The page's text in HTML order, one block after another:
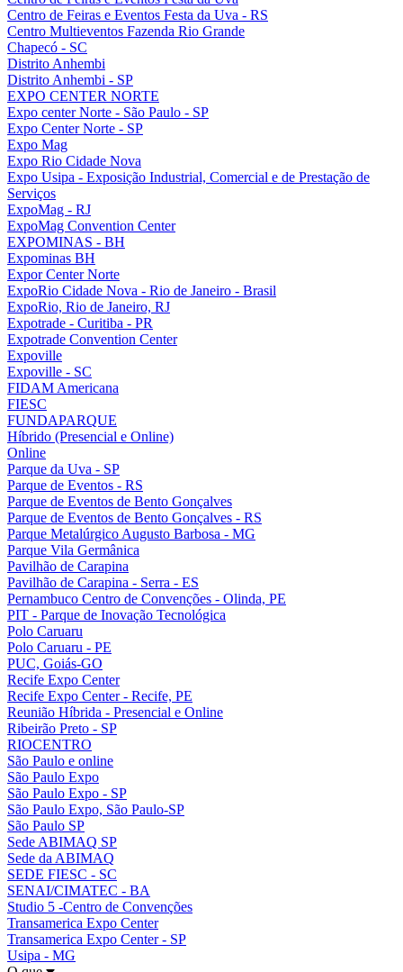
Centro de Feiras e Eventos Festa da Uva - RS
Centro Multieventos Fazenda Rio Grande
Chapecó - SC
Distrito Anhembi
Distrito Anhembi - SP
EXPO CENTER NORTE
Expo center Norte - São Paulo - SP
Expo Center Norte - SP
Expo Mag
Expo Rio Cidade Nova
Expo Usipa - Exposição Industrial, Comercial e de Prestação de
Serviços
ExpoMag - RJ
ExpoMag Convention Center
EXPOMINAS - BH
Expominas BH
Expor Center Norte
ExpoRio Cidade Nova - Rio de Janeiro - Brasil
ExpoRio, Rio de Janeiro, RJ
Expotrade - Curitiba - PR
Expotrade Convention Center
Expoville
Expoville - SC
FIDAM Americana
FIESC
FUNDAPARQUE
Híbrido (Presencial e Online)
Online
Parque da Uva - SP
Parque de Eventos - RS
Parque de Eventos de Bento Gonçalves
Parque de Eventos de Bento Gonçalves - RS
Parque Metalúrgico Augusto Barbosa - MG
Parque Vila Germânica
Pavilhão de Carapina
Pavilhão de Carapina - Serra - ES
Pernambuco Centro de Convenções - Olinda, PE
PIT - Parque de Inovação Tecnológica
Polo Caruaru
Polo Caruaru - PE
PUC, Goiás-GO
Recife Expo Center
Recife Expo Center - Recife, PE
Reunião Híbrida - Presencial e Online
Ribeirão Preto - SP
RIOCENTRO
São Paulo e online
São Paulo Expo
São Paulo Expo - SP
São Paulo Expo, São Paulo-SP
São Paulo SP
Sede ABIMAQ SP
Sede da ABIMAQ
SEDE FIESC - SC
SENAI/CIMATEC - BA
Studio 5 -Centro de Convenções
Transamerica Expo Center
Transamerica Expo Center - SP
Usipa - MG